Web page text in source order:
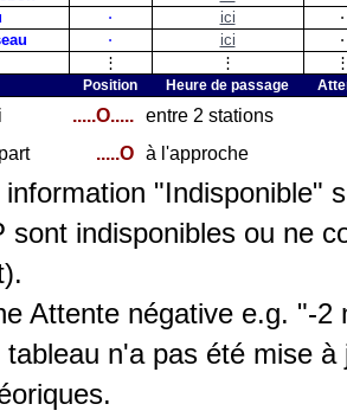
⋅ ici
⋅
⋅ ici
⋅
⋮ ⋮
Position Heure de passage
.....O.....
entre 2 stations
.....O à l'approche
"Indisponible"
sont indisponibles ou ne
Attente négative e.g. "-
tableau n'a pas été mise